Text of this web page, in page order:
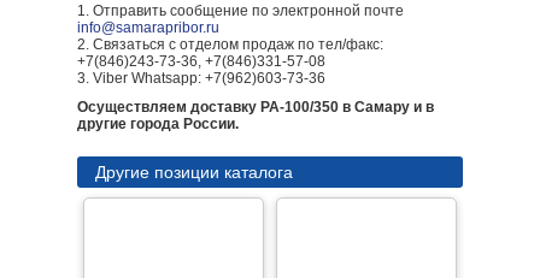
1. Отправить сообщение по электронной почте
info@samarapribor.ru
2. Связаться с отделом продаж по тел/факс:
+7(846)243-73-36, +7(846)331-57-08
3. Viber Whatsapp: +7(962)603-73-36
Осуществляем доставку PA-100/350 в Самару и в
другие города России.
Другие позиции каталога